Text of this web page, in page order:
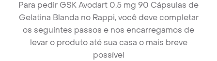
Para pedir GSK Avodart 0.5 mg 90 Cápsulas de
Gelatina Blanda no Rappi, você deve completar
os seguintes passos e nos encarregamos de
levar o produto até sua casa o mais breve
possível